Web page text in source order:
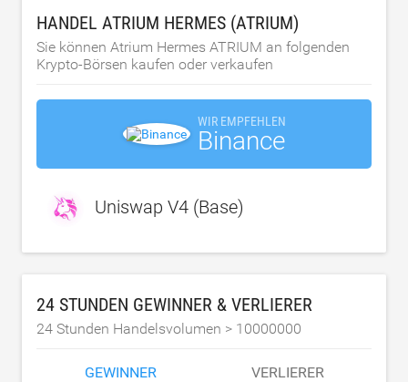
HANDEL ATRIUM HERMES (ATRIUM)
Sie können Atrium Hermes ATRIUM an folgenden
Krypto-Börsen kaufen oder verkaufen
WIR EMPFEHLEN
Binance
Uniswap V4 (Base)
24 STUNDEN GEWINNER & VERLIERER
24 Stunden Handelsvolumen > 10000000
GEWINNER VERLIERER